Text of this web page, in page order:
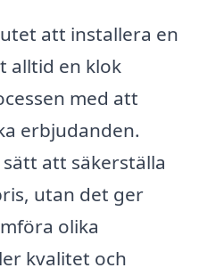
att installera en
alltid en klok
med att
erbjudanden.
att säkerställa
utan det ger
olika
kvalitet och